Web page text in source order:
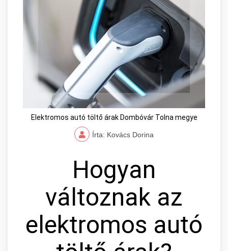
Elektromos autó töltő árak Dombóvár Tolna megye
Írta: Kovács Dorina
Hogyan
változnak az
elektromos autó